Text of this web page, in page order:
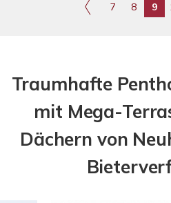
7 8 9
Traumhafte
mit Mega-
Dächern von